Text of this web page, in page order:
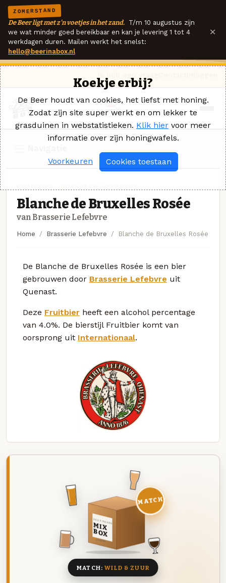
ZOMERSTAND
De Beer ligt met z'n voetjes in het zand. T/m 10 augustus zijn
we wat minder goed bereikbaar en kan je levering 1 tot 4
werkdagen duren. Mailen werkt het snelst:
hello@beerinabox.nl
×
Blanche de Bruxelles Rosée
van Brasserie Lefebvre
Home Brasserie Lefebvre Blanche de Bruxelles Rosée
De Blanche de Bruxelles Rosée is een bier
gebrouwen door Brasserie Lefebvre uit
Quenast.
Deze Fruitbier heeft een alcohol percentage
van 4.0%. De bierstijl Fruitbier komt van
oorsprong uit Internationaal.
DEZE MAAND
MIX
BOX
8 BIEREN
MATCH
MATCH:WILD & ZUUR
Koekje erbij?
De Beer houdt van cookies, het liefst met honing.
Zodat zijn site super werkt en om lekker te
grasduinen in webstatistieken. Klik hier voor meer
informatie over zijn honingwafels.
Voorkeuren Cookies toestaan